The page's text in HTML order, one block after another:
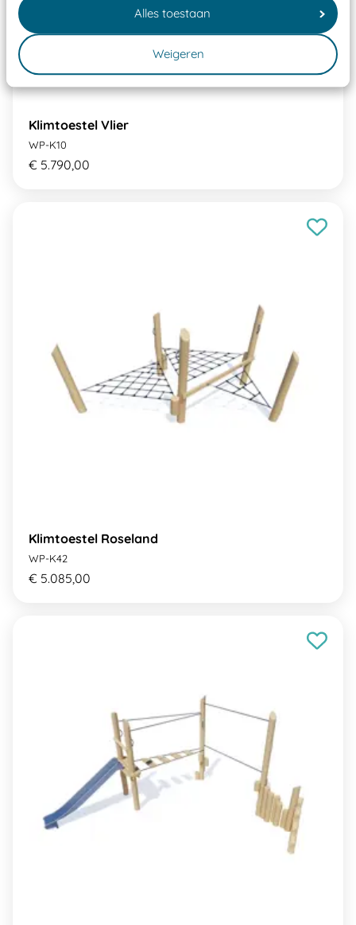
Alles toestaan
Weigeren
Klimtoestel Vlier
WP-K10
€ 5.790,00
Klimtoestel Roseland
WP-K42
€ 5.085,00